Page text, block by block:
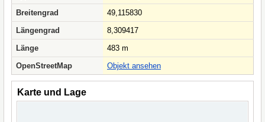
Breitengrad
49,115830
Längengrad
8,309417
Länge
483 m
OpenStreetMap
Objekt ansehen
Karte und Lage